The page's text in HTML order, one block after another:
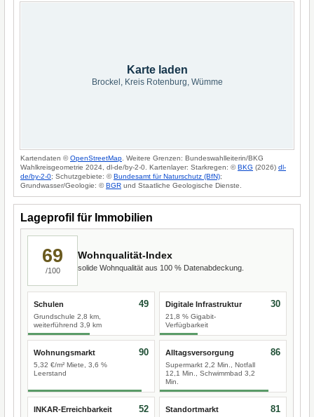
Karte laden
Brockel, Kreis Rotenburg, Wümme
Kartendaten ©OpenStreetMap . Weitere Grenzen: Bundeswahlleiterin/BKG
Wahlkreisgeometrie 2024, dl-de/by-2-0. Kartenlayer: Starkregen: ©BKG (2026) dl-
de/by-2-0; Schutzgebiete: ©Bundesamt für Naturschutz (BfN);
Grundwasser/Geologie: ©BGR und Staatliche Geologische Dienste.
Lageprofil für Immobilien
69
/100
Wohnqualität-Index
solide Wohnqualität aus 100 % Datenabdeckung.
Schulen
Grundschule 2,8 km,
weiterführend 3,9 km
49 Digitale Infrastruktur
21,8 % Gigabit-
Verfügbarkeit
30
Wohnungsmarkt
5,32 €/m² Miete, 3,6 %
Leerstand
90 Alltagsversorgung
Supermarkt 2,2 Min., Notfall
12,1 Min., Schwimmbad 3,2
Min.
86
INKAR-Erreichbarkeit 52 Standortmarkt 81